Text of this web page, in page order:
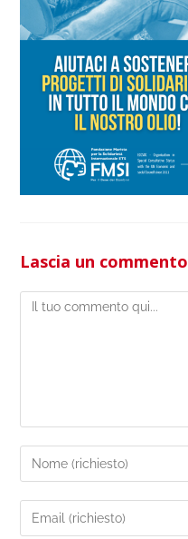
Lascia un commento